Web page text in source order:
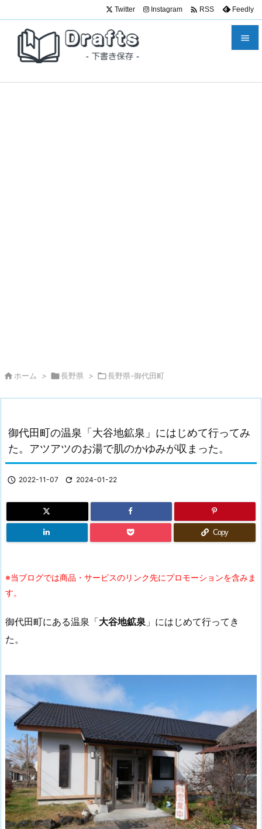

Twitter Instagram  RSS Feedly
 ホーム > 長野県 > 長野県-御代田町
御代田町の温泉「大谷地鉱泉」にはじめて行ってみ
た。アツアツのお湯で肌のかゆみが収まった。
 2022-11-07  2024-01-22
Copy
※当ブログでは商品・サービスのリンク先にプロモーションを含みま
す。
御代田町にある温泉「大谷地鉱泉 」にはじめて行ってき
た。